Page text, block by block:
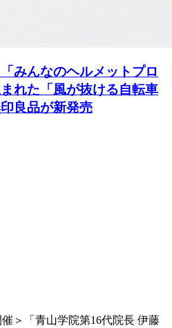
みんなのヘルメットプロ
れた「風が抜ける自転車
良品が新発売
催＞「青山学院第16代院長 伊藤